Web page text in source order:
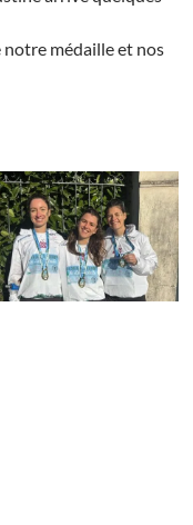
notre médaille et nos